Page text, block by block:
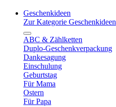
Geschenkideen
Zur Kategorie Geschenkideen
ABC & Zählketten
Duplo-Geschenkverpackung
Dankesagung
Einschulung
Geburtstag
Für Mama
Ostern
Für Papa